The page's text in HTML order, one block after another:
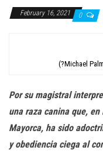
February 16, 2021 0
(?Michael
Por su magistral
una raza canina que,
Mayorca, ha sido
y obediencia ciega al